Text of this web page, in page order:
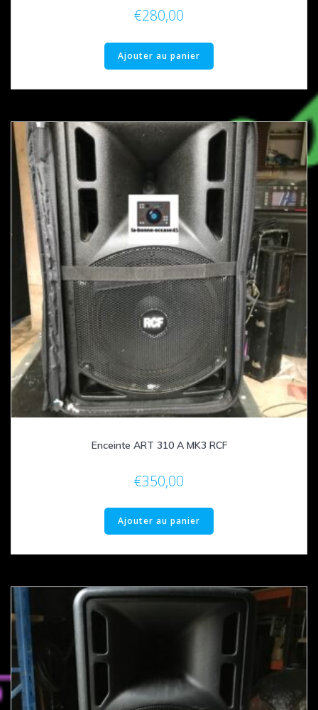
€280,00
Ajouter au panier
Enceinte ART 310 A MK3 RCF
€350,00
Ajouter au panier